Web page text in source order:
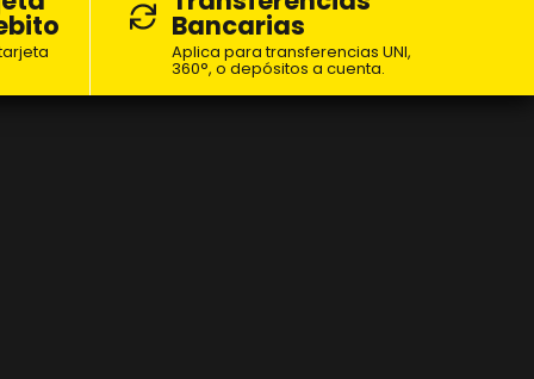
Bancarias
Aplica para transferencias UNI,
360°, o depósitos a cuenta.